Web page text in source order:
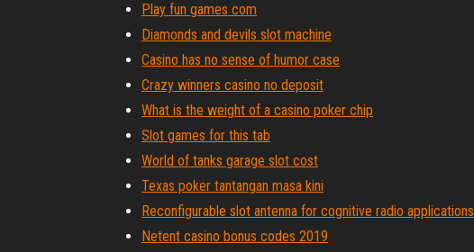
Play fun games com
Diamonds and devils slot machine
Casino has no sense of humor case
Crazy winners casino no deposit
What is the weight of a casino poker chip
Slot games for this tab
World of tanks garage slot cost
Texas poker tantangan masa kini
Reconfigurable slot antenna for cognitive radio applications
Netent casino bonus codes 2019